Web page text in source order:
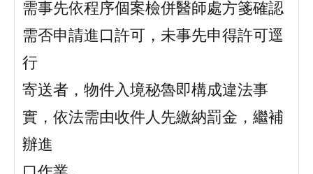
需事先依程序個案檢併醫師處方箋確認
需否申請進口許可，未事先申得許可逕
行
寄送者，物件入境秘魯即構成違法事
實，依法需由收件人先繳納罰金，繼補
辦進